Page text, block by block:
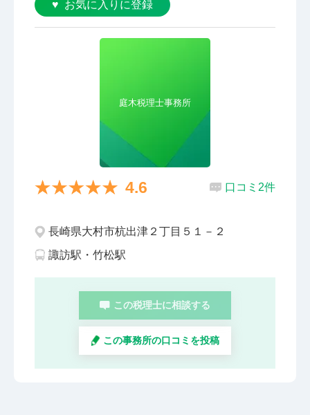
お気に入りに登録
庭木税理士事務所
4.6 口コミ2件
長崎県大村市杭出津２丁目５１－２
諏訪駅・竹松駅
この税理士に相談する
この事務所の口コミを投稿